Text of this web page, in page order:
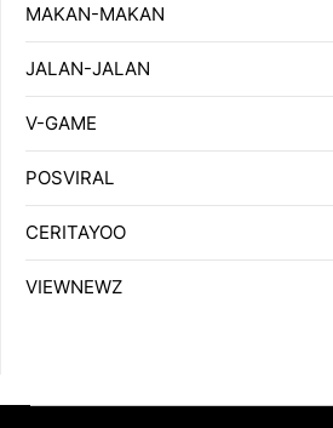
MAKAN-MAKAN
JALAN-JALAN
V-GAME
POSVIRAL
CERITAYOO
VIEWNEWZ